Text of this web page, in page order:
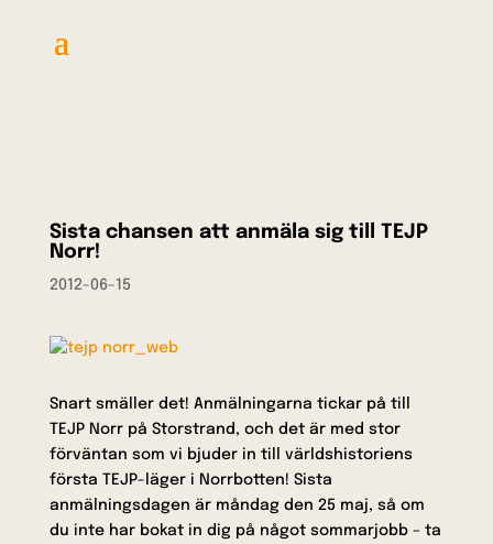
Sista chansen att anmäla sig till TEJP
Norr!
2012-06-15
Snart smäller det! Anmälningarna tickar på till
TEJP Norr på Storstrand, och det är med stor
förväntan som vi bjuder in till världshistoriens
första TEJP-läger i Norrbotten! Sista
anmälningsdagen är måndag den 25 maj, så om
du inte har bokat in dig på något sommarjobb – ta